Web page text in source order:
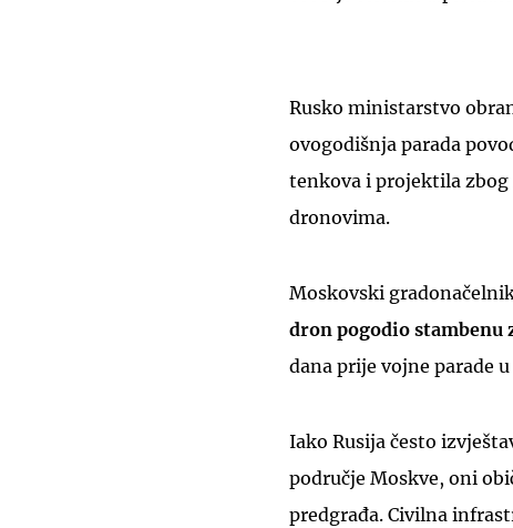
Rusko ministarstvo
ovogodišnja parada
tenkova i projektila
dronovima.
Moskovski
dron pogodio stambenu
dana prije vojne parade
Iako Rusija često
područje Moskve, oni
predgrađa. Civilna